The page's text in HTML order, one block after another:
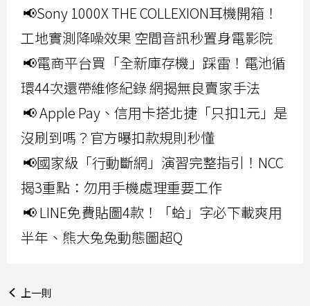
📢Sony 1000X THE COLLEXION耳機開箱！
工地實測降噪效果 空間音訊秒置身電影院
📢電商平台買「全新庫存機」踩雷！電池循
環44次還帶維修紀錄 網揭無良賣家手法
📢 Apple Pay、信用卡搭北捷「只扣1元」是
沒刷到嗎？官方曝扣款規則秒懂
📢國家級「行動斷網」演習完整指引！NCC
揭3重點：勿用手機處理重要工作
📢 LINE免費貼圖4款！「蛤」字必下載爽用
半年、熊大兔兔動態圖超Q
上一則